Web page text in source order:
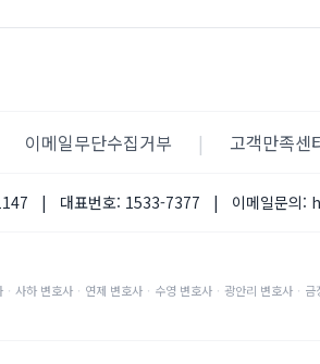
이메일무단수집거부 | 고객만족센
| 대표번호: 1533-7377 | 이메일문의:
· 사하 변호사 · 연제 변호사 · 수영 변호사 · 광안리 변호사 · 금